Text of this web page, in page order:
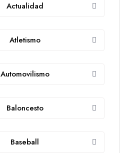
Actualidad
Atletismo
Automovilismo
Baloncesto
Baseball